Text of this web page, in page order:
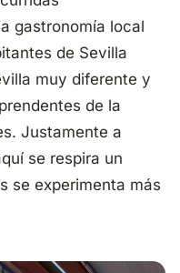
gastronomía local
de Sevilla
muy diferente y
de la
Justamente a
se respira un
se experimenta más